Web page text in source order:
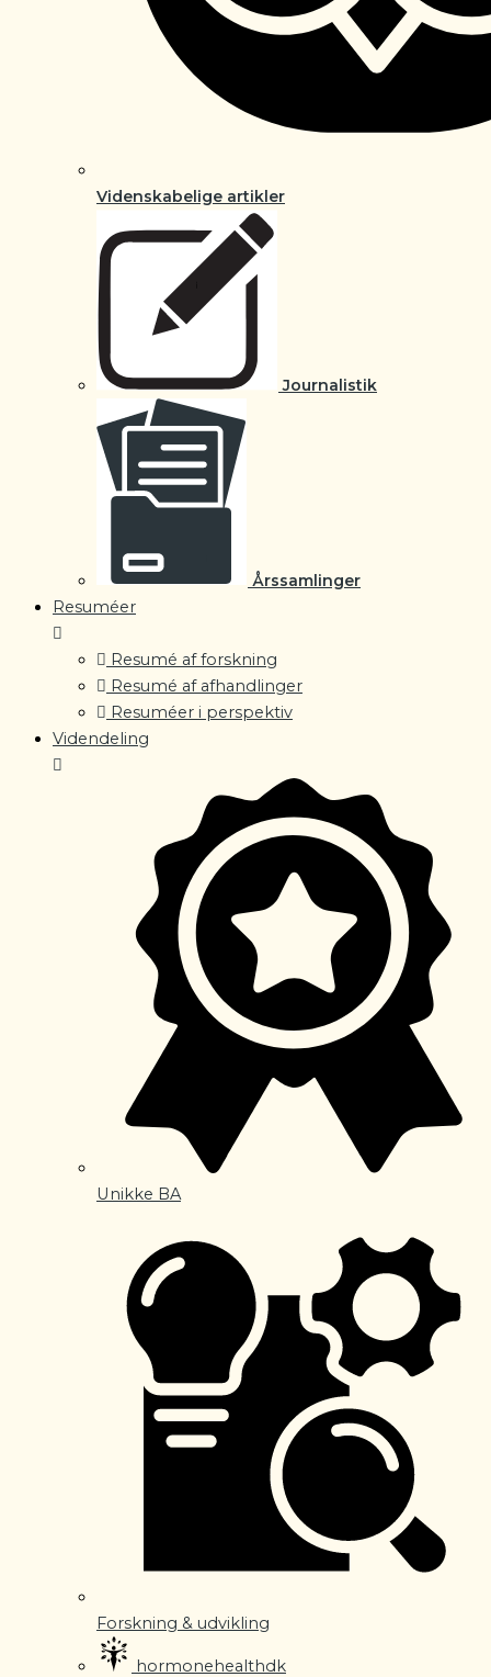
Videnskabelige artikler
Journalistik
Årssamlinger
Resuméer
Resumé af forskning
Resumé af afhandlinger
Resuméer i perspektiv
Videndeling
Unikke BA
Forskning & udvikling
hormonehealthdk